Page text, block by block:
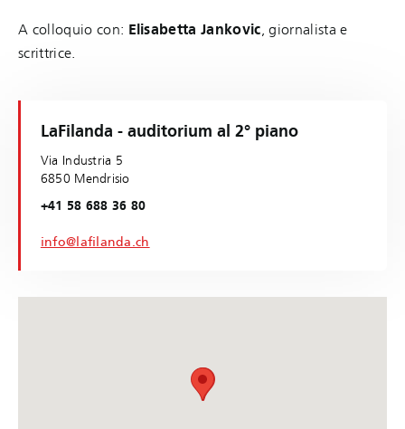
A colloquio con: Elisabetta Jankovic, giornalista e
scrittrice.
LaFilanda - auditorium al 2° piano
Via Industria 5
6850 Mendrisio
+41 58 688 36 80
info@lafilanda.ch